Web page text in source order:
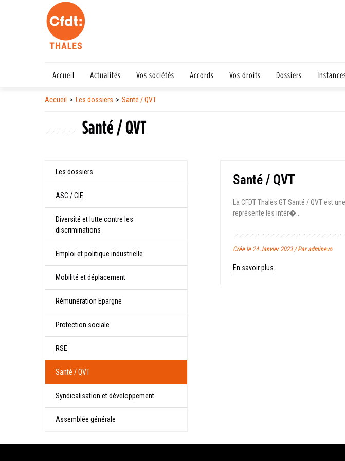
Accueil Actualités Vos sociétés Accords Vos droits Dossiers
Accueil Les dossiers Santé / QVT
Santé / QVT
Les dossiers
ASC / CIE
Diversité et lutte contre les
discriminations
Emploi et politique industrielle
Mobilité et déplacement
Rémunération Epargne
Protection sociale
RSE
Santé / QVT
Syndicalisation et développement
Assemblée générale
Santé / QVT
La CFDT Thalès GT Santé / QVT est
représente les intér�...
Crée le 24 Janvier 2023 / Par adminevo
En savoir plus